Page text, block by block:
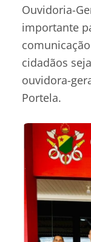
Ouvidoria-
importante
cidadãos
ouvidora-
Portela.